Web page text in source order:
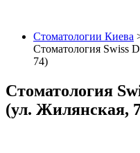
Стоматологии Киева
Стоматология Swiss
74)
Стоматология
(ул. Жилянская,